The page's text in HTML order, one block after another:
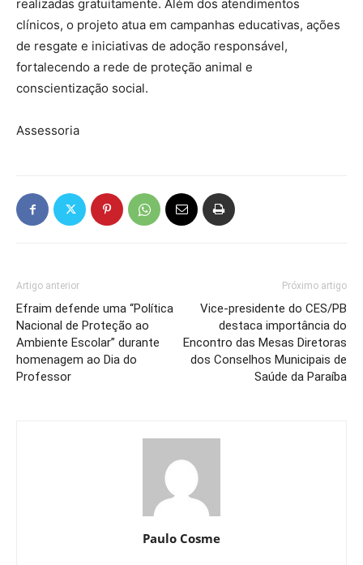
realizadas gratuitamente. Além dos atendimentos
clínicos, o projeto atua em campanhas educativas, ações
de resgate e iniciativas de adoção responsável,
fortalecendo a rede de proteção animal e
conscientização social.
Assessoria
Artigo anterior
Efraim defende uma “Política
Nacional de Proteção ao
Ambiente Escolar” durante
homenagem ao Dia do
Professor
Próximo artigo
Vice-presidente do CES/PB
destaca importância do
Encontro das Mesas Diretoras
dos Conselhos Municipais de
Saúde da Paraíba
Paulo Cosme